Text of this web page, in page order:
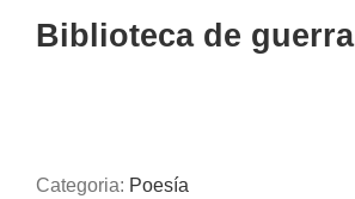
Biblioteca de guerra
Categoria: Poesía